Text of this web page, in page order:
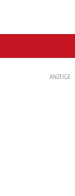
ANZEIGE